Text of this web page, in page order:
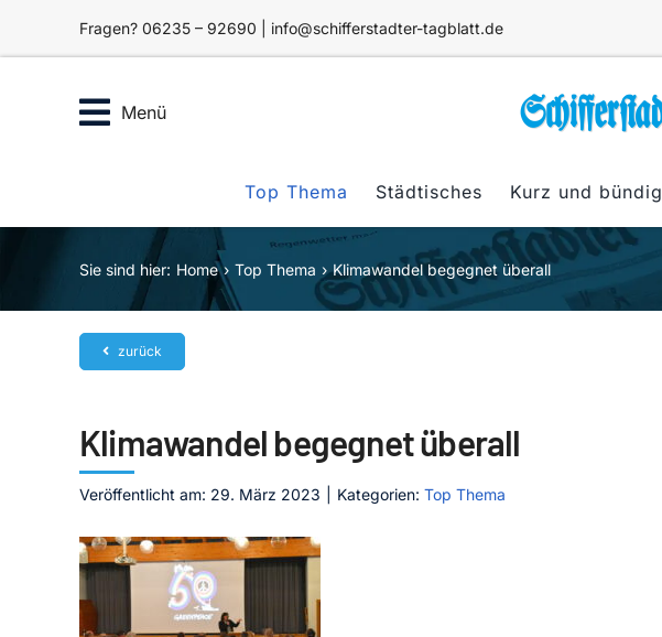
Fragen? 06235 – 92690 | info@schifferstadter-tagblatt.de
Menü
Top Thema Städtisches Kurz und bündig
Sie sind hier: Home Top Thema Klimawandel begegnet überall
zurück
Klimawandel begegnet überall
Veröffentlicht am: 29. März 2023 Kategorien: Top Thema